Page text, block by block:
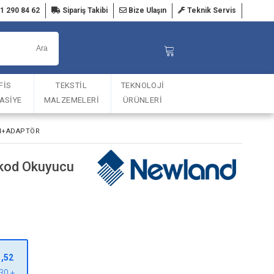
290 84 62 Sipariş Takibi Bize Ulaşın Teknik Servis
TEKSTİL
MALZEMELERİ
TEKNOLOJİ
ÜRÜNLERİ
Okuyucu